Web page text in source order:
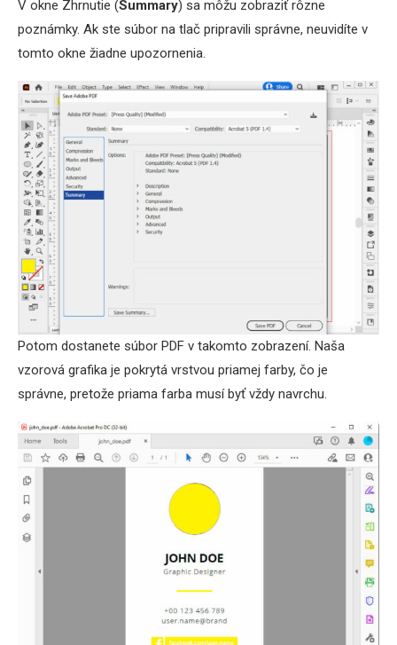
V okne Zhrnutie (Summary) sa môžu zobraziť rôzne
poznámky. Ak ste súbor na tlač pripravili správne, neuvidíte v
tomto okne žiadne upozornenia.
Potom dostanete súbor PDF v takomto zobrazení. Naša
vzorová grafika je pokrytá vrstvou priamej farby, čo je
správne, pretože priama farba musí byť vždy navrchu.